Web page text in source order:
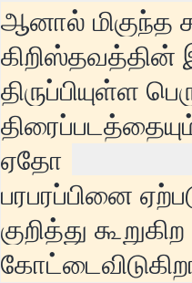
ஆனால்
திருப்பியுள்ள
ஏதோ
பரபரப்பினை
குறித்து